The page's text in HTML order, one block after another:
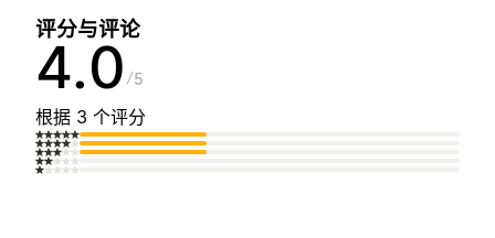
评分与评论
4.0 5
根据 3 个评分